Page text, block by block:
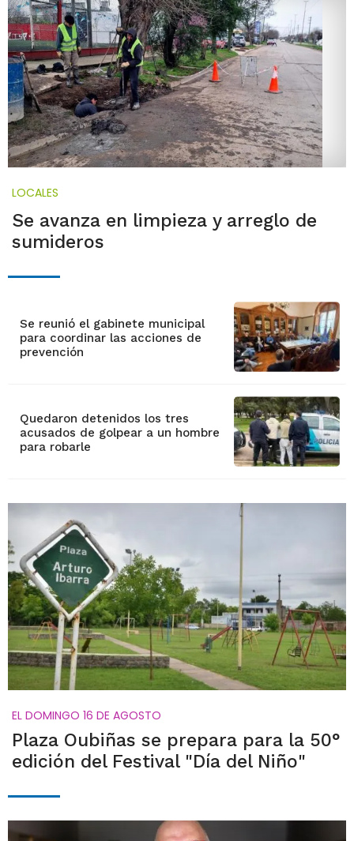
LOCALES
Se avanza en limpieza y arreglo de
sumideros
Se reunió el gabinete municipal
para coordinar las acciones de
prevención
Quedaron detenidos los tres
acusados de golpear a un hombre
para robarle
EL DOMINGO 16 DE AGOSTO
Plaza Oubiñas se prepara para la 50°
edición del Festival "Día del Niño"